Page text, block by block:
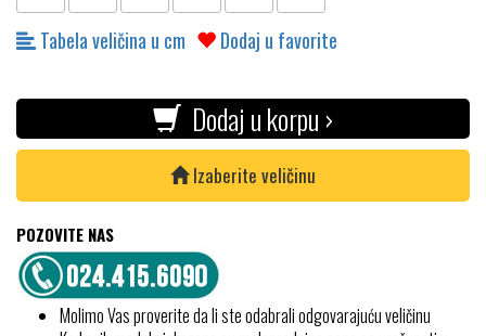
Tabela veličina u cm Dodaj u favorite
Dodaj u korpu ›
Izaberite veličinu
POZOVITE NAS
Molimo Vas proverite da li ste odabrali odgovarajuću veličinu